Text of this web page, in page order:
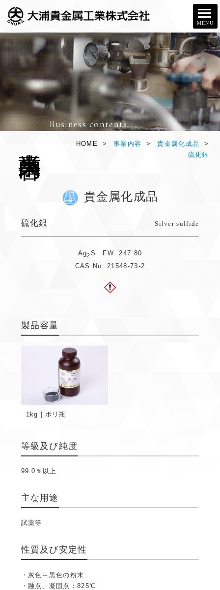
MENU
Business contents
HOME > 事業内容 > 貴金属化成品
>
硫化銀
貴金属化成品
硫化銀 Silver sulfide
Ag2S FW: 247.80
CAS No. 21548-73-2
製品容量
1kg｜ポリ瓶
等級及び純度
99.0％以上
主な用途
試薬等
性質及び安定性
灰色～黒色の粉末
融点、凝固点：825℃